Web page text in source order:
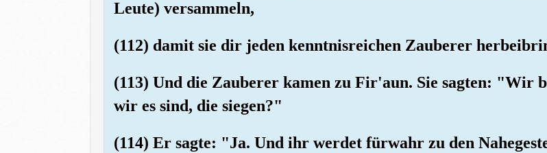
Leute) versammeln,
(112) damit sie dir jeden kenntnisreichen Zauberer
(113) Und die Zauberer kamen zu Fir'aun. Sie sagten: "Wir
wir es sind, die siegen?"
(114) Er sagte: "Ja. Und ihr werdet fürwahr zu den